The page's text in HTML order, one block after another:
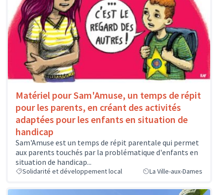
Matériel pour Sam'Amuse, un temps de répit
pour les parents, en créant des activités
adaptées pour les enfants en situation de
handicap
Sam'Amuse est un temps de répit parentale qui permet
aux parents touchés par la problématique d'enfants en
situation de handicap...
Solidarité et développement local La Ville-aux-Dames